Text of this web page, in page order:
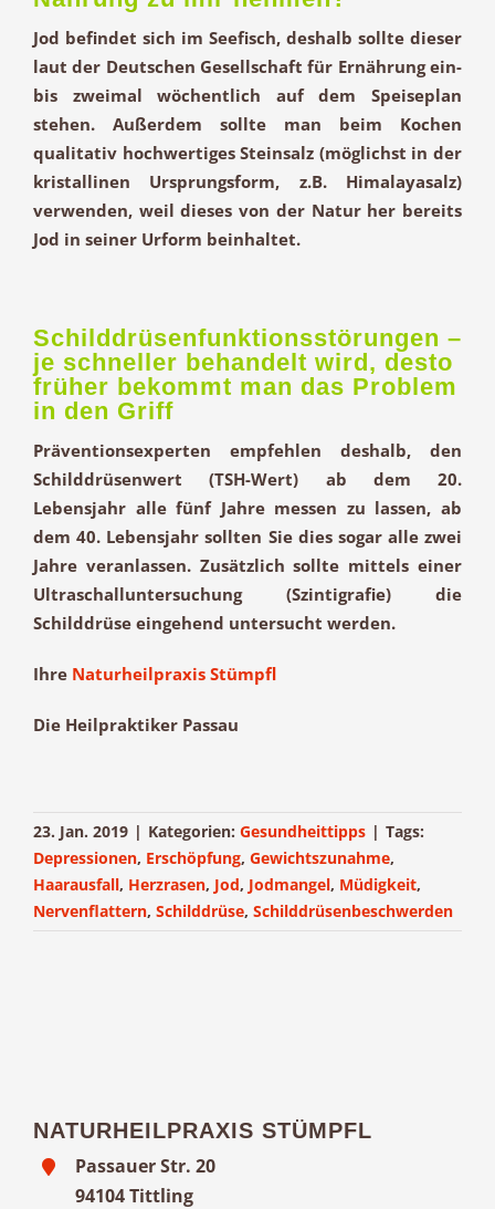
Jod befindet sich im Seefisch, deshalb sollte dieser
laut der Deutschen Gesellschaft für Ernährung ein-
bis zweimal wöchentlich auf dem Speiseplan
stehen. Außerdem sollte man beim Kochen
qualitativ hochwertiges Steinsalz (möglichst in der
kristallinen Ursprungsform, z.B. Himalayasalz)
verwenden, weil dieses von der Natur her bereits
Jod in seiner Urform beinhaltet.
Schilddrüsenfunktionsstörungen –
je schneller behandelt wird, desto
früher bekommt man das Problem
in den Griff
Präventionsexperten empfehlen deshalb, den
Schilddrüsenwert (TSH-Wert) ab dem 20.
Lebensjahr alle fünf Jahre messen zu lassen, ab
dem 40. Lebensjahr sollten Sie dies sogar alle zwei
Jahre veranlassen. Zusätzlich sollte mittels einer
Ultraschalluntersuchung (Szintigrafie) die
Schilddrüse eingehend untersucht werden.
Ihre Naturheilpraxis Stümpfl
Die Heilpraktiker Passau
23. Jan. 2019 | Kategorien: Gesundheittipps | Tags:
Depressionen, Erschöpfung, Gewichtszunahme,
Haarausfall, Herzrasen, Jod, Jodmangel, Müdigkeit,
Nervenflattern, Schilddrüse, Schilddrüsenbeschwerden
NATURHEILPRAXIS STÜMPFL
Passauer Str. 20
94104 Tittling